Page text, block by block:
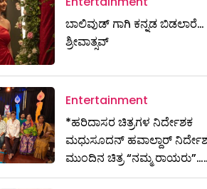
ಬಾಲಿವುಡ್ ಗಾಗಿ ಕನ್ನಡ ಬಿಡಲಾರೆ…
ಶ್ರೀವಾತ್ಸವ್
Entertainment
*ಹರಿದಾಸರ ಚಿತ್ರಗಳ ನಿರ್ದೇಶಕ
ಮಧುಸೂದನ್ ಹವಾಲ್ದಾರ್
ಮುಂದಿನ ಚಿತ್ರ “ನಮ್ಮ